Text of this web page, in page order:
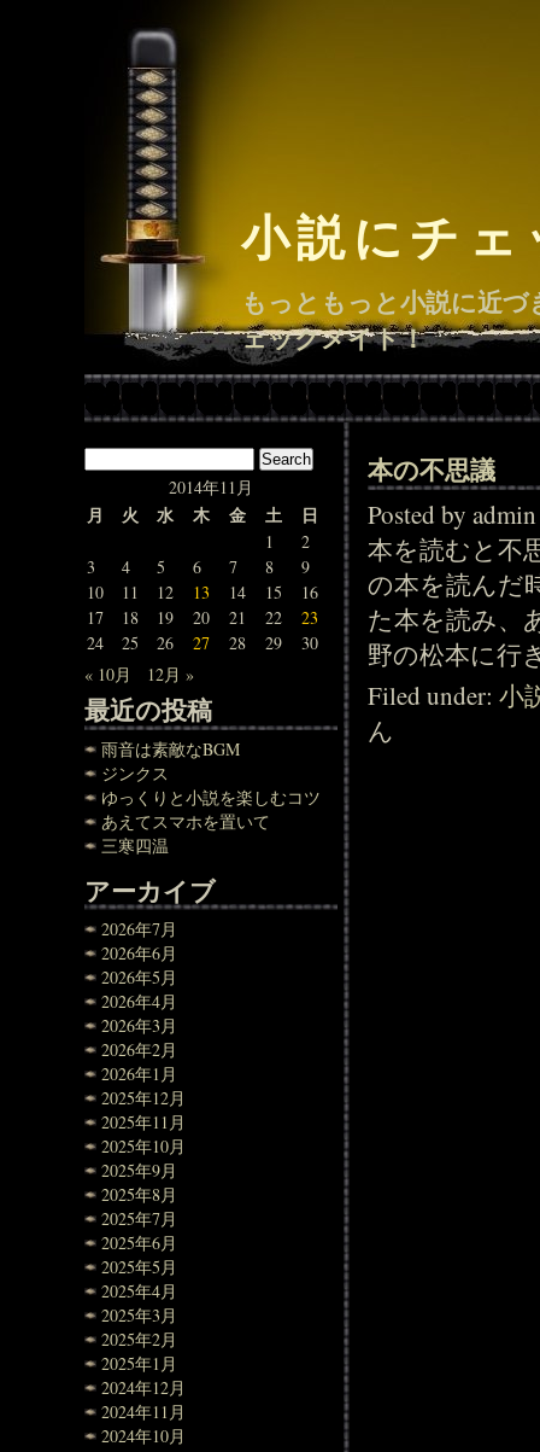
小説にチ
もっともっと小説に近
ェックメイト！
2014年11月
月 火 水 木 金 土 日
1
2
3
4 5 6 7 8
9
10
11 12 13 14 15
16
17
18 19 20 21 22
23
24
25 26 27 28 29
30
« 10月
12月 »
最近の投稿
雨音は素敵なBGM
ジンクス
ゆっくりと小説を楽しむコツ
あえてスマホを置いて
三寒四温
アーカイブ
2026年7月
2026年6月
2026年5月
2026年4月
2026年3月
2026年2月
2026年1月
2025年12月
2025年11月
2025年10月
2025年9月
2025年8月
2025年7月
2025年6月
2025年5月
2025年4月
2025年3月
2025年2月
2025年1月
2024年12月
2024年11月
2024年10月
本の不思議
Posted by
本を読むと不
の本を読んだ
た本を読み、
野の松本に行
Filed under:小
ん